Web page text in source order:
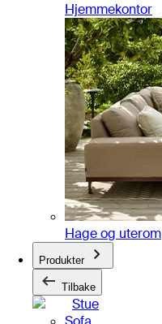
Hjemmekontor
Hage og uterom
Produkter
Tilbake
Stue